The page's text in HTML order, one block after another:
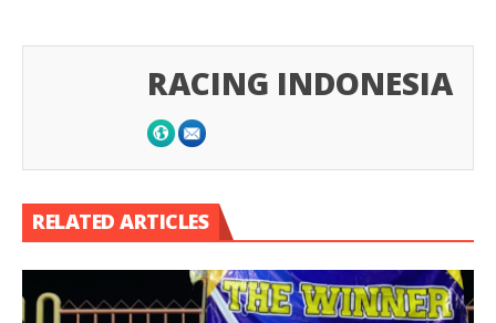
RACING INDONESIA
RELATED ARTICLES